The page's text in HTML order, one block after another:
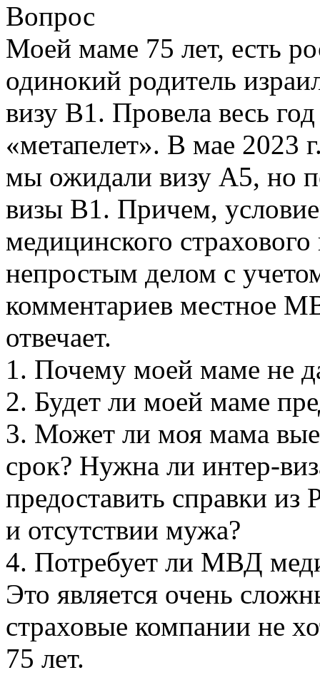
Вопрос
Моей маме 75 лет, есть
одинокий родитель
визу В1. Провела весь
«метапелет». В мае 2023
мы ожидали визу А5, но
визы В1. Причем,
медицинского
непростым делом с
комментариев местное
отвечает.
1. Почему моей маме не
2. Будет ли моей маме
3. Может ли моя мама
срок? Нужна ли интер-
предоставить справки из
и отсутствии мужа?
4. Потребует ли МВД
Это является очень
страховые компании не
75 лет.